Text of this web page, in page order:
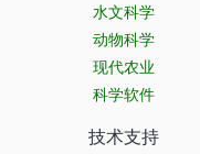
水文科学
动物科学
现代农业
科学软件
技术支持